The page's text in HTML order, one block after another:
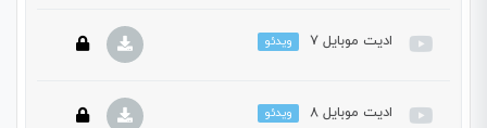
این بخش خصوصی می باشد. برای دسترسی کامل به دروس این
ادیت موبایل ۷ ویدئو
این بخش خصوصی می باشد. برای دسترسی کامل به دروس این
ادیت موبایل ۸ ویدئو